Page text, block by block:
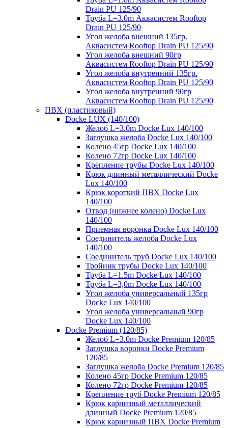
Drain PU 125/90
Труба L=3.0m Аквасистем Rooftop
Drain PU 125/90
Угол желоба внешний 135гр.
Аквасистем Rooftop Drain PU 125/90
Угол желоба внешний 90гр
Аквасистем Rooftop Drain PU 125/90
Угол желоба внутренний 135гр.
Аквасистем Rooftop Drain PU 125/90
Угол желоба внутренний 90гр
Аквасистем Rooftop Drain PU 125/90
ПВХ (пластиковый)
Docke LUX (140/100)
Желоб L=3.0m Docke Lux 140/100
Заглушка желоба Docke Lux 140/100
Колено 45гр Docke Lux 140/100
Колено 72гр Docke Lux 140/100
Крепление трубы Docke Lux 140/100
Крюк длинный металлический Docke
Lux 140/100
Крюк короткий ПВХ Docke Lux
140/100
Отвод (нижнее колено) Docke Lux
140/100
Приемная воронка Docke Lux 140/100
Соединитель желоба Docke Lux
140/100
Соединитель труб Docke Lux 140/100
Тройник трубы Docke Lux 140/100
Труба L=1.5m Docke Lux 140/100
Труба L=3,0m Docke Lux 140/100
Угол желоба универсальный 135гр
Docke Lux 140/100
Угол желоба универсальный 90гр
Docke Lux 140/100
Docke Premium (120/85)
Желоб L=3.0m Docke Premium 120/85
Заглушка воронки Docke Premium
120/85
Заглушка желоба Docke Premium 120/85
Колено 45гр Docke Premium 120/85
Колено 72гр Docke Premium 120/85
Крепление труб Docke Premium 120/85
Крюк карнизный металлический
длинный Docke Premium 120/85
Крюк карнизный ПВХ Docke Premium